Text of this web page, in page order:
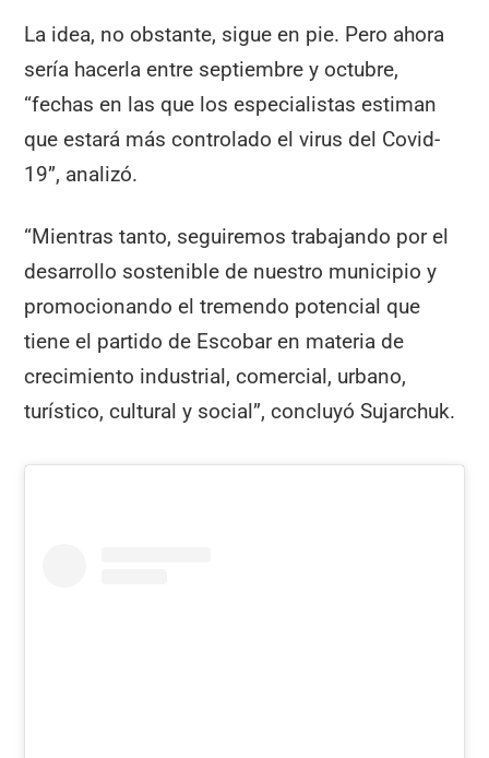
La idea, no obstante, sigue en pie. Pero ahora
sería hacerla entre septiembre y octubre,
“fechas en las que los especialistas estiman
que estará más controlado el virus del Covid-
19”, analizó.
“Mientras tanto, seguiremos trabajando por el
desarrollo sostenible de nuestro municipio y
promocionando el tremendo potencial que
tiene el partido de Escobar en materia de
crecimiento industrial, comercial, urbano,
turístico, cultural y social”, concluyó Sujarchuk.